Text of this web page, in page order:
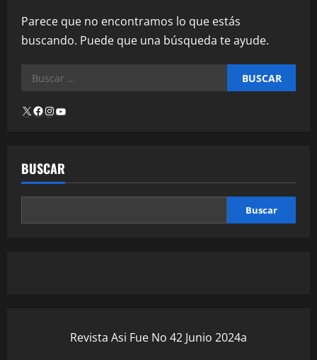
Parece que no encontramos lo que estás
buscando. Puede que una búsqueda te ayude.
BUSCAR
Buscar
Revista Asi Fue No 42 Junio 2024a